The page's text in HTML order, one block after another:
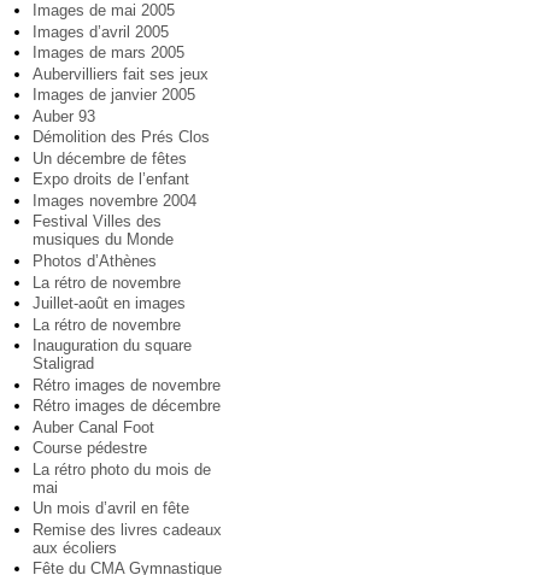
Images de mai 2005
Images d’avril 2005
Images de mars 2005
Aubervilliers fait ses jeux
Images de janvier 2005
Auber 93
Démolition des Prés Clos
Un décembre de fêtes
Expo droits de l’enfant
Images novembre 2004
Festival Villes des
musiques du Monde
Photos d’Athènes
La rétro de novembre
Juillet-août en images
La rétro de novembre
Inauguration du square
Staligrad
Rétro images de novembre
Rétro images de décembre
Auber Canal Foot
Course pédestre
La rétro photo du mois de
mai
Un mois d’avril en fête
Remise des livres cadeaux
aux écoliers
Fête du CMA Gymnastique